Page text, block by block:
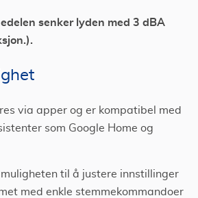
senker lyden med 3 dBA
via apper og er kompatibel med
som Google Home og
til å justere innstillinger
med enkle stemmekommandoer